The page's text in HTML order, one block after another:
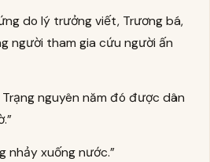
do lý trưởng viết, Trương bá,
người tham gia cứu người ấn
Trạng nguyên năm đó được dân
nhảy xuống nước.”